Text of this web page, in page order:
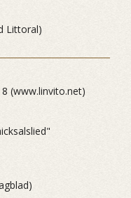
Littoral)
(www.linvito.net)